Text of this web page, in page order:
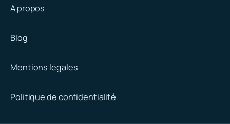
A propos
Blog
Mentions légales
Politique de confidentialité